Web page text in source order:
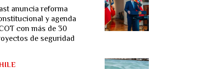
anuncia reforma
y agenda
con más de 30
de seguridad